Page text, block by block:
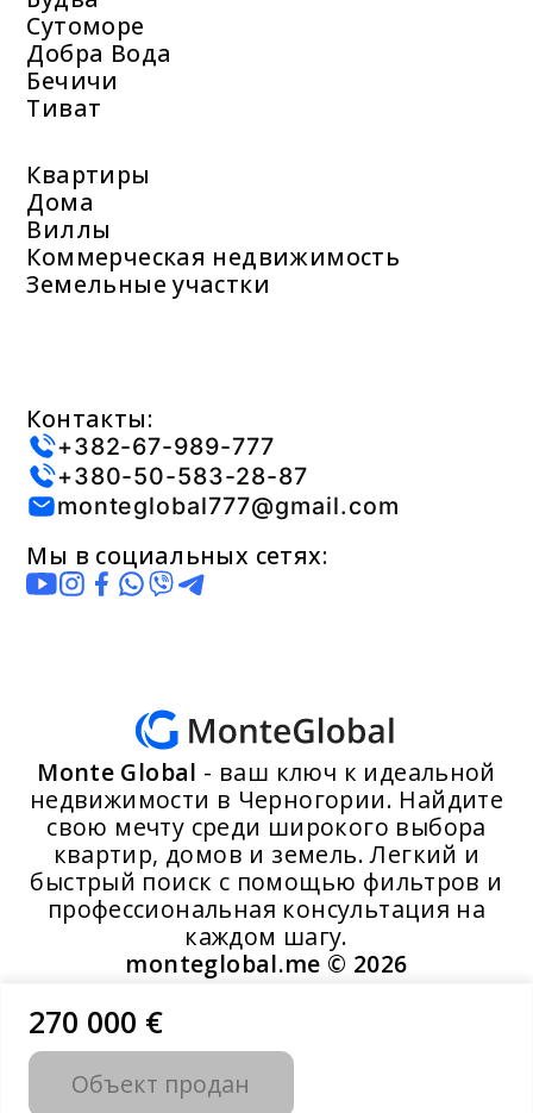
270 000 €
Объект продан
Сутоморе
Добра Вода
Бечичи
Тиват
Квартиры
Дома
Виллы
Коммерческая недвижимость
Земельные участки
Контакты:
+382-67-989-777
+380-50-583-28-87
monteglobal777@gmail.com
Мы в социальных сетях:
Monte Global - ваш ключ к идеальной
недвижимости в Черногории. Найдите
свою мечту среди широкого выбора
квартир, домов и земель. Легкий и
быстрый поиск с помощью фильтров и
профессиональная консультация на
каждом шагу.
monteglobal.me © 2026
Разработано MoosYo LLC